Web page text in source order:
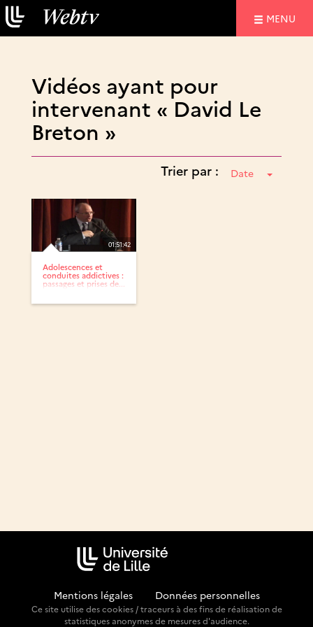
MENU
Vidéos ayant pour
intervenant « David Le
Breton »
Trier par : Date
01:51:42
Adolescences et
conduites addictives :
passages et prises de...
Mentions légales Données personnelles
Ce site utilise des cookies / traceurs à des fins de réalisation de
statistiques anonymes de mesures d'audience.